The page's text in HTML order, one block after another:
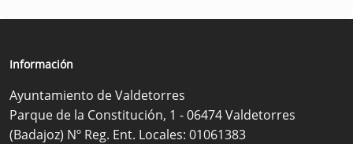
Información
Ayuntamiento de Valdetorres
Parque de la Constitución, 1 - 06474 Valdetorres
(Badajoz) Nº Reg. Ent. Locales: 01061383